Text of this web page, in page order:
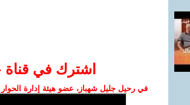
اشترك في قناة
في رحيل جليل شهباز، عضو هيئة إدارة